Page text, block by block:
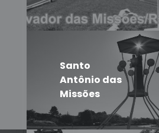
Santo
Antônio das
Missões